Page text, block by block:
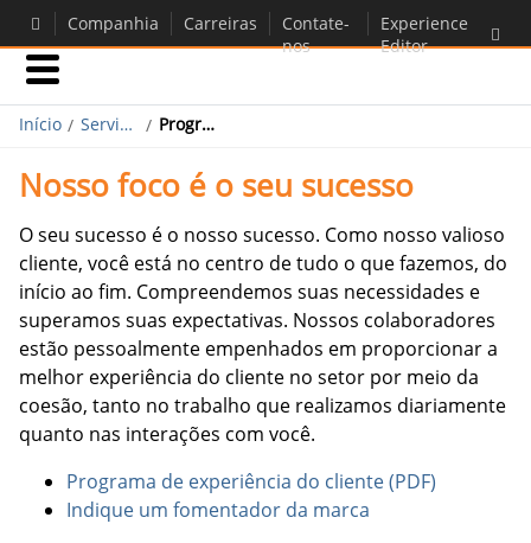
Companhia Carreiras
Contate-
nos
Experience
Editor
Negócios
Companhia
Companhia
Carreiras
Contate-nos
Início Serviços e suporte Programa de experiência do cliente
Nosso foco é o seu sucesso
O seu sucesso é o nosso sucesso. Como nosso valioso
cliente, você está no centro de tudo o que fazemos, do
início ao fim. Compreendemos suas necessidades e
superamos suas expectativas. Nossos colaboradores
estão pessoalmente empenhados em proporcionar a
melhor experiência do cliente no setor por meio da
coesão, tanto no trabalho que realizamos diariamente
quanto nas interações com você.
Programa de experiência do cliente (PDF)
Indique um fomentador da marca